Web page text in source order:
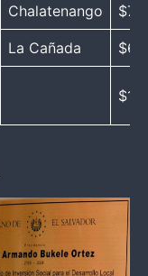
Chalatenango
La Cañada